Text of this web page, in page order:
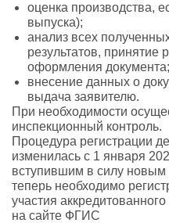
оценка производства,
выпуска);
анализ всех
результатов,
оформления документа;
внесение данных о
выдача заявителю.
При необходимости
инспекционный контроль.
Процедура регистрации
изменилась с 1 января
вступившим в силу
теперь необходимо
участия
на сайте ФГИС